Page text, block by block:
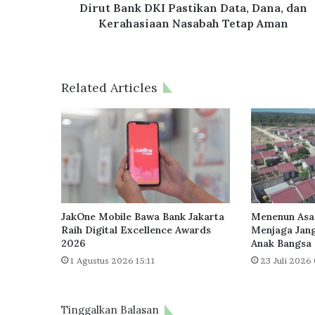
TetapDirut Bank DKI Pastikan Data, Dana, dan
Kerahasiaan Nasabah Tetap Aman
Related Articles
JakOne Mobile Bawa Bank Jakarta
Raih Digital Excellence Awards
2026
1 Agustus 2026 15:11
Menenun
Menjaga
Anak Bangsa
23 Juli 2026
Tinggalkan Balasan